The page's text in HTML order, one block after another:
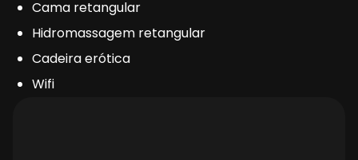
Cama retangular
Hidromassagem retangular
Cadeira erótica
Wifi